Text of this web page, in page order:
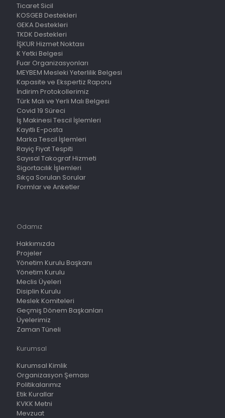
Ticaret Sicil
KOSGEB Destekleri
GEKA Destekleri
TKDK Destekleri
İŞKUR Hizmet Noktası
K Yetki Belgesi
Fuar Organizasyonları
MEYBEM Mesleki Yeterlilik Belgesi
Kapasite ve Ekspertiz Raporu
İndirim Protokollerimiz
Türk Malı ve Yerli Malı Belgesi
Covid 19 Süreci
İş Makinesi Tescil İşlemleri
Kayıtlı E-posta
Marka Tescil İşlemleri
Rayiç Fiyat Tespiti
Sayısal Takograf Hizmeti
Sigortacılık İşlemleri
Sıkça Sorulan Sorular
Formlar ve Anketler
Odamız
Hakkımızda
Projeler
Yönetim Kurulu Başkanı
Yönetim Kurulu
Meclis Üyeleri
Disiplin Kurulu
Meslek Komiteleri
Geçmiş Dönem Başkanları
Üyelerimiz
Zaman Tüneli
Kurumsal
Kurumsal Kimlik
Organizasyon Şeması
Politikalarımız
Etik Kurallar
KVKK Metni
Mevzuat